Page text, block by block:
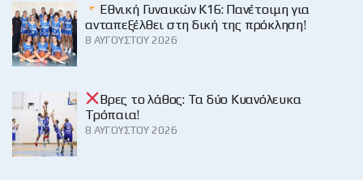
Εθνική Γυναικών Κ16: Πανέτοιμη για
ανταπεξέλθει στη δική της πρόκληση!
8 ΑΥΓΟΎΣΤΟΥ 2026
Βρες το λάθος: Τα δύο Κυανόλευκα
Τρόπαια!
8 ΑΥΓΟΎΣΤΟΥ 2026